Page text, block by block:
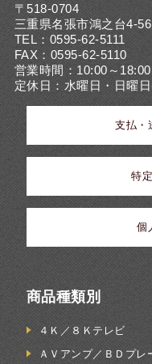
〒518-0704
三重県名張市鴻之台4-56
TEL：0595-62-5111
FAX：0595-62-5110
営業時間：10:00～18:00
定休日：水曜日・日曜
支払・
特
個
商品種類別
４Ｋ／８Ｋテレビ
ＡＶアンプ／ＢＤプレ